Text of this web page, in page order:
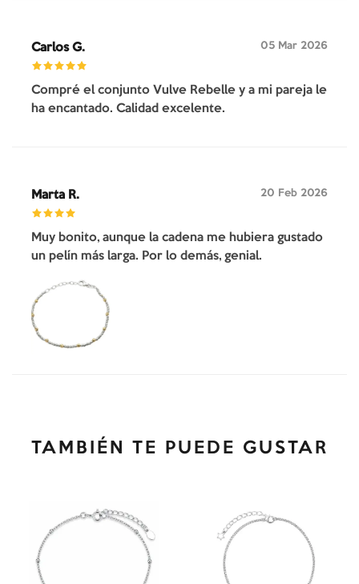
Carlos G. 05 Mar 2026
Compré el conjunto Vulve Rebelle y a mi pareja le
ha encantado. Calidad excelente.
Marta R. 20 Feb 2026
Muy bonito, aunque la cadena me hubiera gustado
un pelín más larga. Por lo demás, genial.
TAMBIÉN TE PUEDE GUSTAR